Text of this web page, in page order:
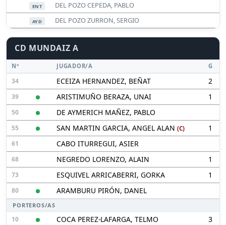
ENT DEL POZO CEPEDA, PABLO
AYD DEL POZO ZURRON, SERGIO
CD MUNDAIZ A
Nº JUGADOR/A G
34 ECEIZA HERNANDEZ, BEÑAT 2
39 ARISTIMUÑO BERAZA, UNAI 1
50 DE AYMERICH MAÑEZ, PABLO
55 SAN MARTIN GARCIA, ANGEL ALAN (C) 1
61 CABO ITURREGUI, ASIER
68 NEGREDO LORENZO, ALAIN 1
73 ESQUIVEL ARRICABERRI, GORKA 1
80 ARAMBURU PIRÓN, DANEL
PORTEROS/AS
10 COCA PEREZ-LAFARGA, TELMO 3